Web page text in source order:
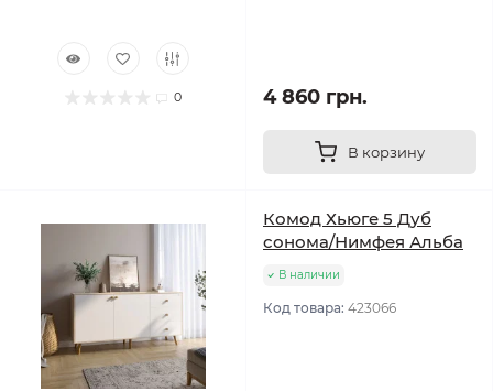
0 4 860 грн.
В корзину
Комод Хьюге 5 Дуб
сонома/Нимфея Альба
В наличии
Код товара: 423066